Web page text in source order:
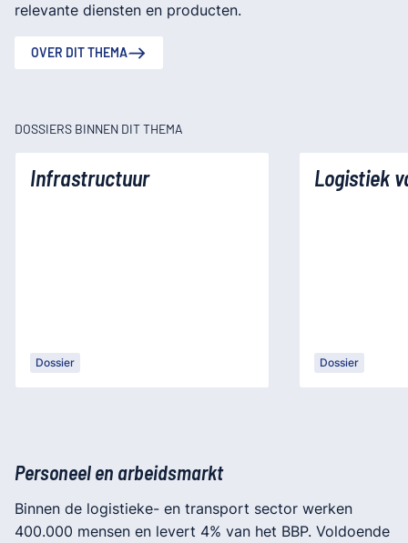
relevante diensten en producten.
OVER DIT THEMA
DOSSIERS BINNEN DIT THEMA
Infrastructuur
Dossier
Logistiek
Dossier
Personeel en arbeidsmarkt
Binnen de logistieke- en transport sector werken
400.000 mensen en levert 4% van het BBP. Voldoende